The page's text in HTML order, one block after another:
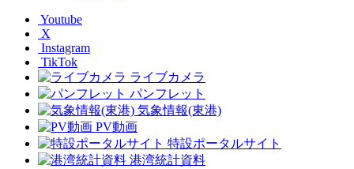
Youtube
X
Instagram
TikTok
ライブカメラ
パンフレット
気象情報(東港)
PV動画
特設ポータルサイト
港湾統計資料